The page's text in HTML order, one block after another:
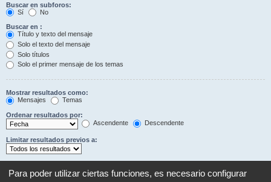
Buscar en subforos:
Sí
No
Buscar en :
Título y texto del mensaje
Solo el texto del mensaje
Solo títulos
Solo el primer mensaje de los temas
Mostrar resultados como:
Mensajes
Temas
Ordenar resultados por:
Ascendente
Descendente
Limitar resultados previos a:
Establezca en 0 para mostrar todo el mensaje.
Para poder utilizar ciertas funciones, es necesario configurar